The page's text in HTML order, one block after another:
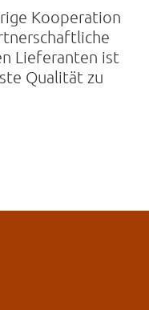
Kooperation
Lieferanten ist
Qualität zu